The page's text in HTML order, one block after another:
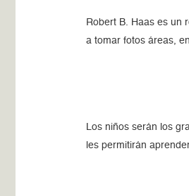
Robert B. Haas es un
a tomar fotos áreas,
Los niños serán los
les permitirán